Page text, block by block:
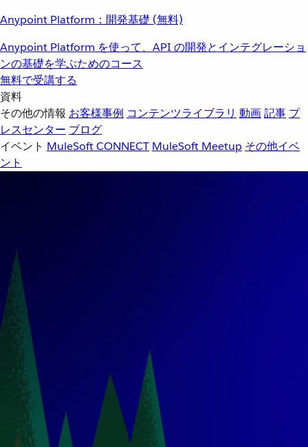
Anypoint Platform：開発基礎 (無料)
Anypoint Platform を使って、API の開発とインテグレーショ
ンの基礎を学ぶためのコース
無料で受講する
資料
その他の情報 お客様事例 コンテンツライブラリ 動画記事 プ
レスセンター ブログ
イベント MuleSoft CONNECT MuleSoft Meetup その他イベ
ント